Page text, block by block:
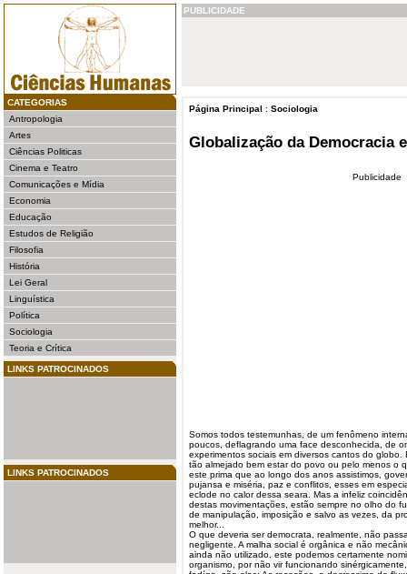
CATEGORIAS
Antropologia
Artes
Ciências Politicas
Cinema e Teatro
Comunicações e Mídia
Economia
Educação
Estudos de Religião
Filosofia
História
Lei Geral
Linguística
Política
Sociologia
Teoria e Crítica
LINKS PATROCINADOS
LINKS PATROCINADOS
PUBLICIDADE
Página Principal : Sociologia
Globalização da Democracia
Publicidade
Somos todos testemunhas, de um fenômeno
poucos, deflagrando uma face desconhecida, de
experimentos sociais em diversos cantos do
tão almejado bem estar do povo ou pelo menos o
este prima que ao longo dos anos assistimos,
pujansa e miséria, paz e conflitos, esses em
eclode no calor dessa seara. Mas a infeliz
destas movimentações, estão sempre no olho do
de manipulação, imposição e salvo as vezes, da
melhor...
O que deveria ser democrata, realmente, não
negligente. A malha social é orgânica e não
ainda não utilizado, este podemos certamente
organismo, por não vir funcionando